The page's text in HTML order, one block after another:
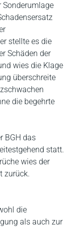
Sonderumlage
stellte es die
Schäden der
wies die Klage
überschreite
die begehrte
BGH das
statt.
wies der
zurück.
die
als auch zur